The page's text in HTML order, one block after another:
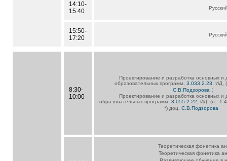
14:10-
15:40
15:50-
17:20
8:30-
10:00
Проектирование и разработка основных и
образовательных программ, 3.033.2.23 , ИД,
С.В.Подзорова ;
Проектирование и разработка основных и
образовательных программ, 3.055.2.22 , ИД, (л.: 1-
*) доц.С.В.Подзорова
Теоретическая фонетика
Теоретическая фонетика